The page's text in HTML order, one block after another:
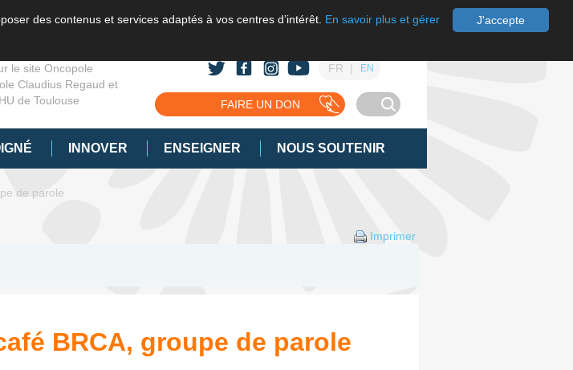
J'accepte
des contenus et services adaptés à vos centres d’intérêt. En savoir plus et gérer
le site Oncopole
Claudius Regaud et
de Toulouse
FR EN
FAIRE UN DON
INNOVER ENSEIGNER NOUS SOUTENIR
de parole
Imprimer
BRCA, groupe de parole